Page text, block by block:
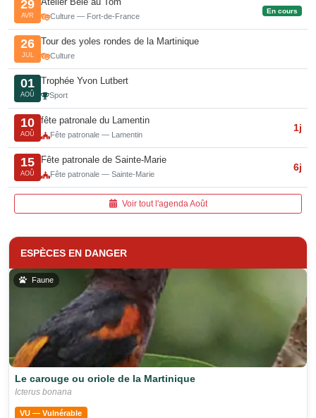
29
AVR Culture — Fort-de-France
En cours
26
JUL
Tour des yoles rondes de la Martinique
Culture
01
AOÛ
Trophée Yvon Lutbert
Sport
10
AOÛ
fête patronale du Lamentin
Fête patronale — Lamentin
1j
15
AOÛ
Fête patronale de Sainte-Marie
Fête patronale — Sainte-Marie
6j
Voir tout l'agenda Août
ESPÈCES EN DANGER
Faune
Le carouge ou oriole de la Martinique
Icterus bonana
VU — Vulnérable